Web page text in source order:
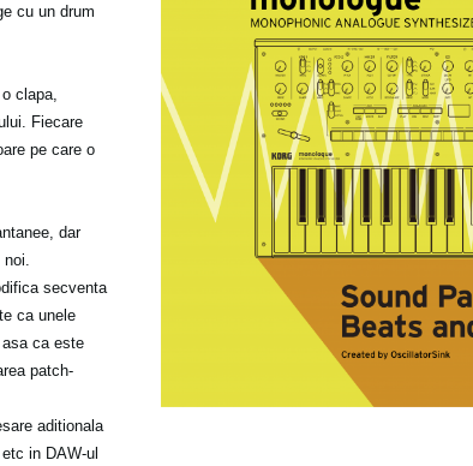
cu un drum
clapa,
Fiecare
pe care o
dar
noi.
secventa
ca unele
ca este
patch-
aditionala
in DAW-ul